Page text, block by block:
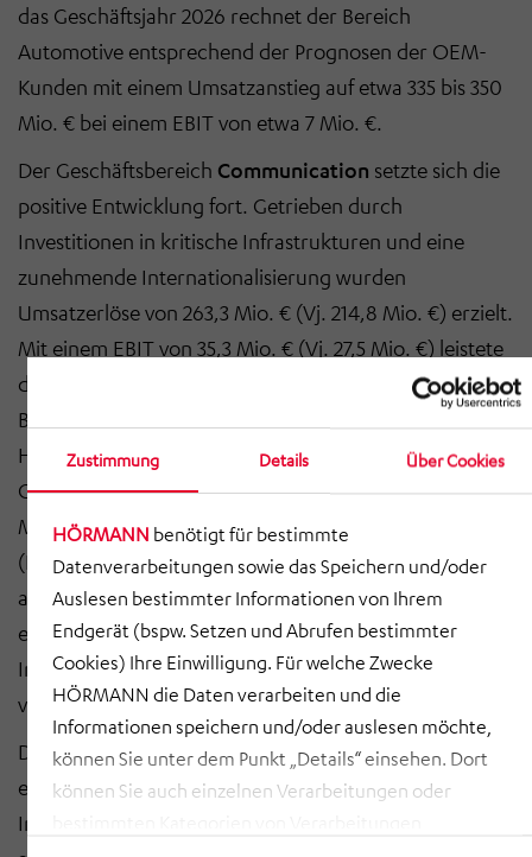
Zustimmung Details Über Cookies
HÖRMANN benötigt für bestimmte
Datenverarbeitungen sowie das Speichern und/oder
Auslesen bestimmter Informationen von Ihrem
Endgerät (bspw. Setzen und Abrufen bestimmter
Cookies) Ihre Einwilligung. Für welche Zwecke
HÖRMANN die Daten verarbeiten und die
Informationen speichern und/oder auslesen möchte,
können Sie unter dem Punkt „Details“ einsehen. Dort
können Sie auch einzelnen Verarbeitungen oder
das Geschäftsjahr 2026 rechnet der Bereich
Automotive entsprechend der Prognosen der OEM-
Kunden mit einem Umsatzanstieg auf etwa 335 bis 350
Mio. € bei einem EBIT von etwa 7 Mio. €.
Der Geschäftsbereich Communication setzte sich die
positive Entwicklung fort. Getrieben durch
Investitionen in kritische Infrastrukturen und eine
zunehmende Internationalisierung wurden
Umsatzerlöse von 263,3 Mio. € (Vj. 214,8 Mio. €) erzielt.
Mit einem EBIT von 35,3 Mio. € (Vj. 27,5 Mio. €) leistete
der Bereich erneut den größten Ergebnisbeitrag. Auf
Basis des hohen Auftragsbestands prognostiziert
HÖRMANN für den Bereich Communication für das
Geschäftsjahr 2026 mit einem Umsatz zwischen 250
Mio. € und 270 Mio. € und einem Ergebnisbeitrag
(EBIT) zwischen 28 Mio. € und 30 Mio. € eine
anhaltend stabile Geschäftsentwicklung, gleichwohl
erhöhte Entwicklungskosten und die stärkere
Internationalisierung die Ergebnisentwicklung
voraussichtlich belasten werden.
Der GeschäftsbereichIntralogistics war weiterhin von
einer zurückhaltenden Investitionstätigkeit der
Industrie geprägt. Zusätzlich belasteten